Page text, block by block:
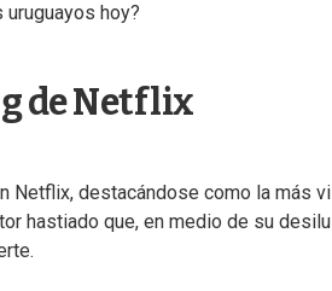
hoy?
de Netflix
Netflix, destacándose como la más
hastiado que, en medio de su